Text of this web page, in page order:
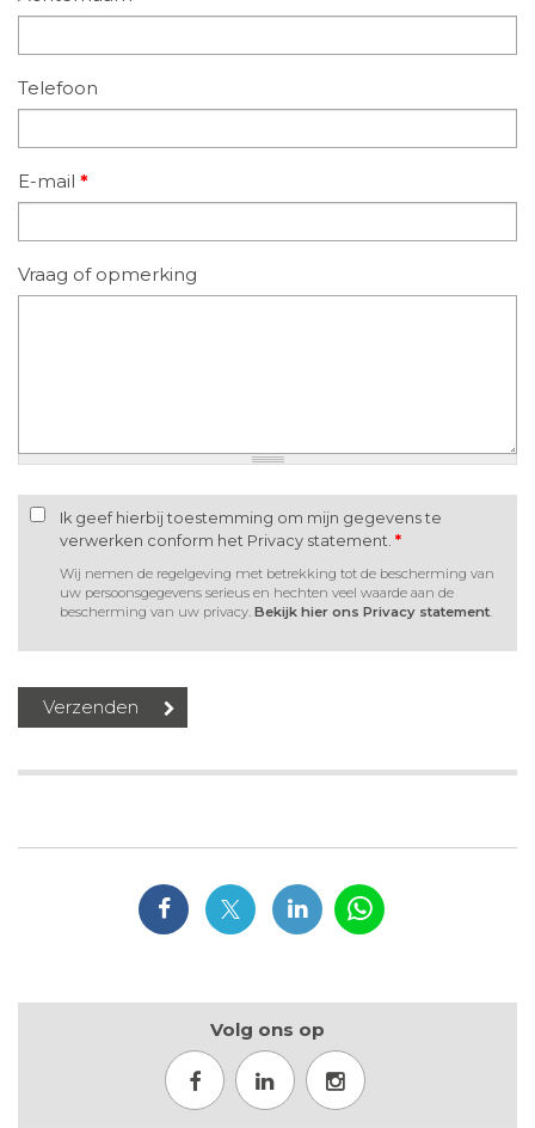
Telefoon
E-mail *
Vraag of opmerking
Ik geef hierbij toestemming om mijn gegevens te
verwerken conform het Privacy statement. *
Wij nemen de regelgeving met betrekking tot de bescherming van
uw persoonsgegevens serieus en hechten veel waarde aan de
bescherming van uw privacy. Bekijk hier ons Privacy statement
Volg ons op